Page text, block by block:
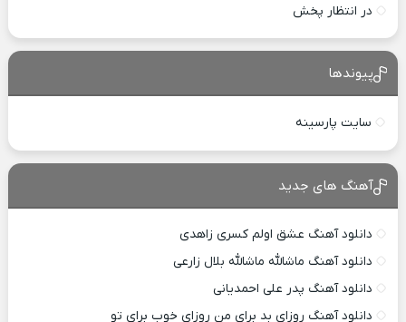
در انتظار پخش
پیوندها
سایت پارسینه
آهنگ های جدید
دانلود آهنگ عشق اولم کسری زاهدی
دانلود آهنگ ماشالله ماشالله بلال زارعی
دانلود آهنگ پدر علی احمدیانی
دانلود آهنگ روزای بد برای من روزای خوب برای تو